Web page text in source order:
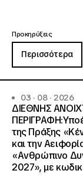
Προκηρύξεις
Περισσότερα
03 · 08 · 2026
ΔΙΕΘΝΗΣ
της Πράξης
και την
«Ανθρώπινο
2027», με